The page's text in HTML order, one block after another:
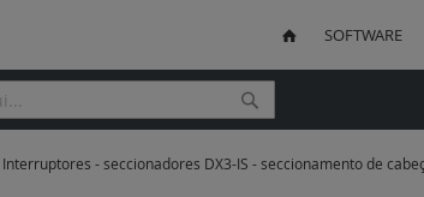
SOFTWARE
Pesquisa
Interruptores - seccionadores DX3-IS - seccionamento de